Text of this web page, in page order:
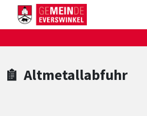
Zum Header
Zum Hauptinhalt
Zum Footer
Zum Hauptinhalt springen
Altmetallabfuhr